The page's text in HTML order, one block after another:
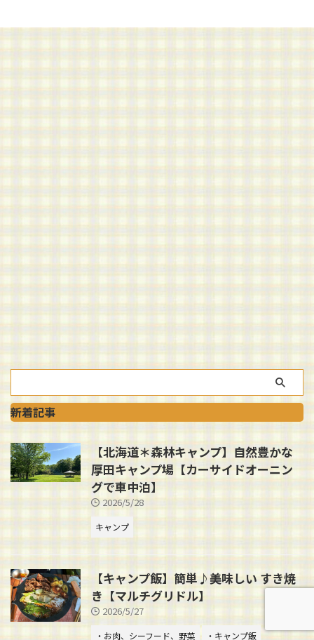
新着記事
【北海道＊森林キャンプ】自然豊かな
厚田キャンプ場【カーサイドオーニン
グで車中泊】
2026/5/28
キャンプ
【キャンプ飯】簡単♪美味しい すき焼
き【マルチグリドル】
2026/5/27
・お肉、シーフード、野菜 ・キャンプ飯